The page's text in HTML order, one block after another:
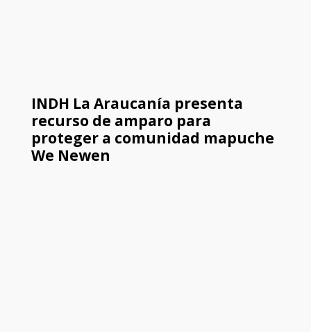
INDH La Araucanía presenta
recurso de amparo para
proteger a comunidad mapuche
We Newen